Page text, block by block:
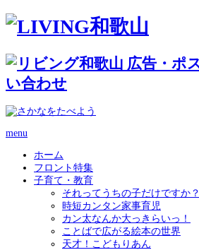
menu
ホーム
フロント特集
子育て・教育
それってうちの子だけですか？
時短カンタン家事育児
カン太なんか大っきらいっ！
ことばで広がる絵本の世界
天才！こどもりあん